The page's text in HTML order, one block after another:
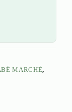
MARCHÉ,